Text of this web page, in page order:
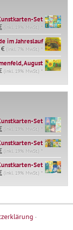
Set
Aktueller
Preis
ist:
13,90 €.
(inkl. 19% MwSt.) *
im Jahreslauf
€ (inkl. 7% MwSt.) *
August
(inkl. 19% MwSt.) *
Set
Aktueller
Preis
ist:
6,50 €.
(inkl. 19% MwSt.) *
Set
Aktueller
Preis
ist:
19,90 €.
(inkl. 19% MwSt.) *
Set
Aktueller
ist:
(inkl. 19% MwSt.) *